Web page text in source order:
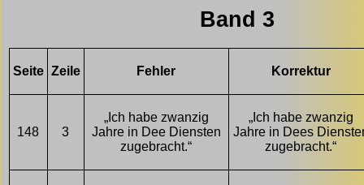
Band 3
Seite Zeile Fehler Korrektur
148 3
„Ich habe zwanzig
Jahre in Dee Diensten
zugebracht.“
„Ich habe zwanzig
Jahre in Dees
zugebracht.“